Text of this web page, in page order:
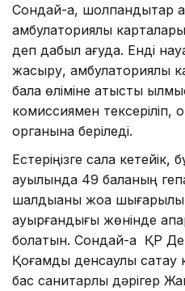
Сондай-ақ, шолпандықтар
амбулаториялық
деп дабыл қағуда. Енді
жасыру, амбулаториялық
бала өліміне қатысты
комиссиямен тексеріліп,
органына беріледі.
Естеріңізге сала
ауылында 49 баланың
шалдыққаны жоққа
ауырғандығы жөнінде
болатын. Сондай-ақ ҚР
Қоғамдық денсаулық
бас санитарлық дәрігер